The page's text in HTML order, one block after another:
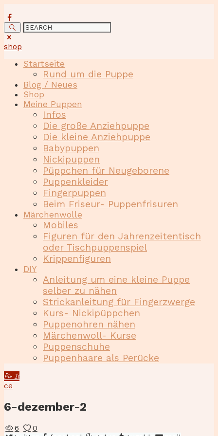
shop
Startseite
Rund um die Puppe
Blog / Neues
Shop
Meine Puppen
Infos
Die große Anziehpuppe
Die kleine Anziehpuppe
Babypuppen
Nickipuppen
Püppchen für Neugeborene
Puppenkleider
Fingerpuppen
Beim Friseur- Puppenfrisuren
Märchenwolle
Mobiles
Figuren für den Jahrenzeitentisch
oder Tischpuppenspiel
Krippenfiguren
DIY
Anleitung um eine kleine Puppe
selber zu nähen
Strickanleitung für Fingerzwerge
Kurs- Nickipüppchen
Puppenohren nähen
Märchenwoll- Kurse
Puppenschuhe
Puppenhaare als Perücke
Pin It
ce
6-dezember-2
6
0